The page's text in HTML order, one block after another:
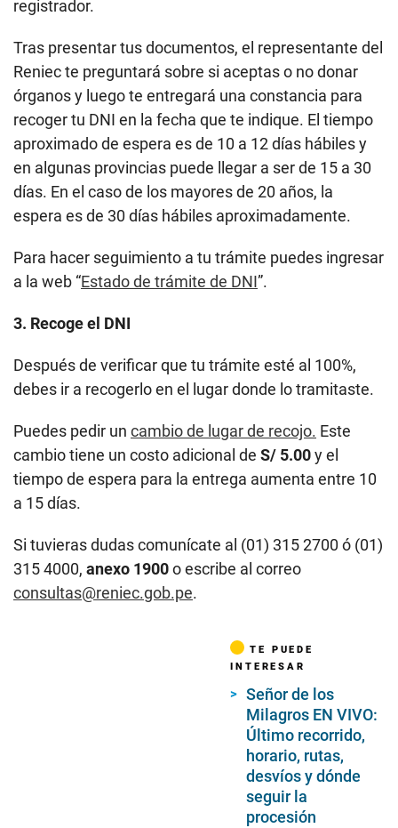
registrador.
Tras presentar tus documentos, el representante del
Reniec te preguntará sobre si aceptas o no donar
órganos y luego te entregará una constancia para
recoger tu DNI en la fecha que te indique. El tiempo
aproximado de espera es de 10 a 12 días hábiles y
en algunas provincias puede llegar a ser de 15 a 30
días. En el caso de los mayores de 20 años, la
espera es de 30 días hábiles aproximadamente.
Para hacer seguimiento a tu trámite puedes ingresar
a la web “Estado de trámite de DNI”.
3. Recoge el DNI
Después de verificar que tu trámite esté al 100%,
debes ir a recogerlo en el lugar donde lo tramitaste.
Puedes pedir un cambio de lugar de recojo. Este
cambio tiene un costo adicional de S/ 5.00y el
tiempo de espera para la entrega aumenta entre 10
a 15 días.
Si tuvieras dudas comunícate al (01) 315 2700 ó (01)
315 4000, anexo 1900o escribe al correo
consultas@reniec.gob.pe.
TE PUEDE
INTERESAR
Señor de los
Milagros EN VIVO:
Último recorrido,
horario, rutas,
desvíos y dónde
seguir la
procesión